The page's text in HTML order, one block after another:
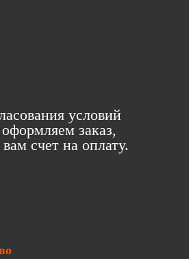
условий
заказ,
счет на оплату.